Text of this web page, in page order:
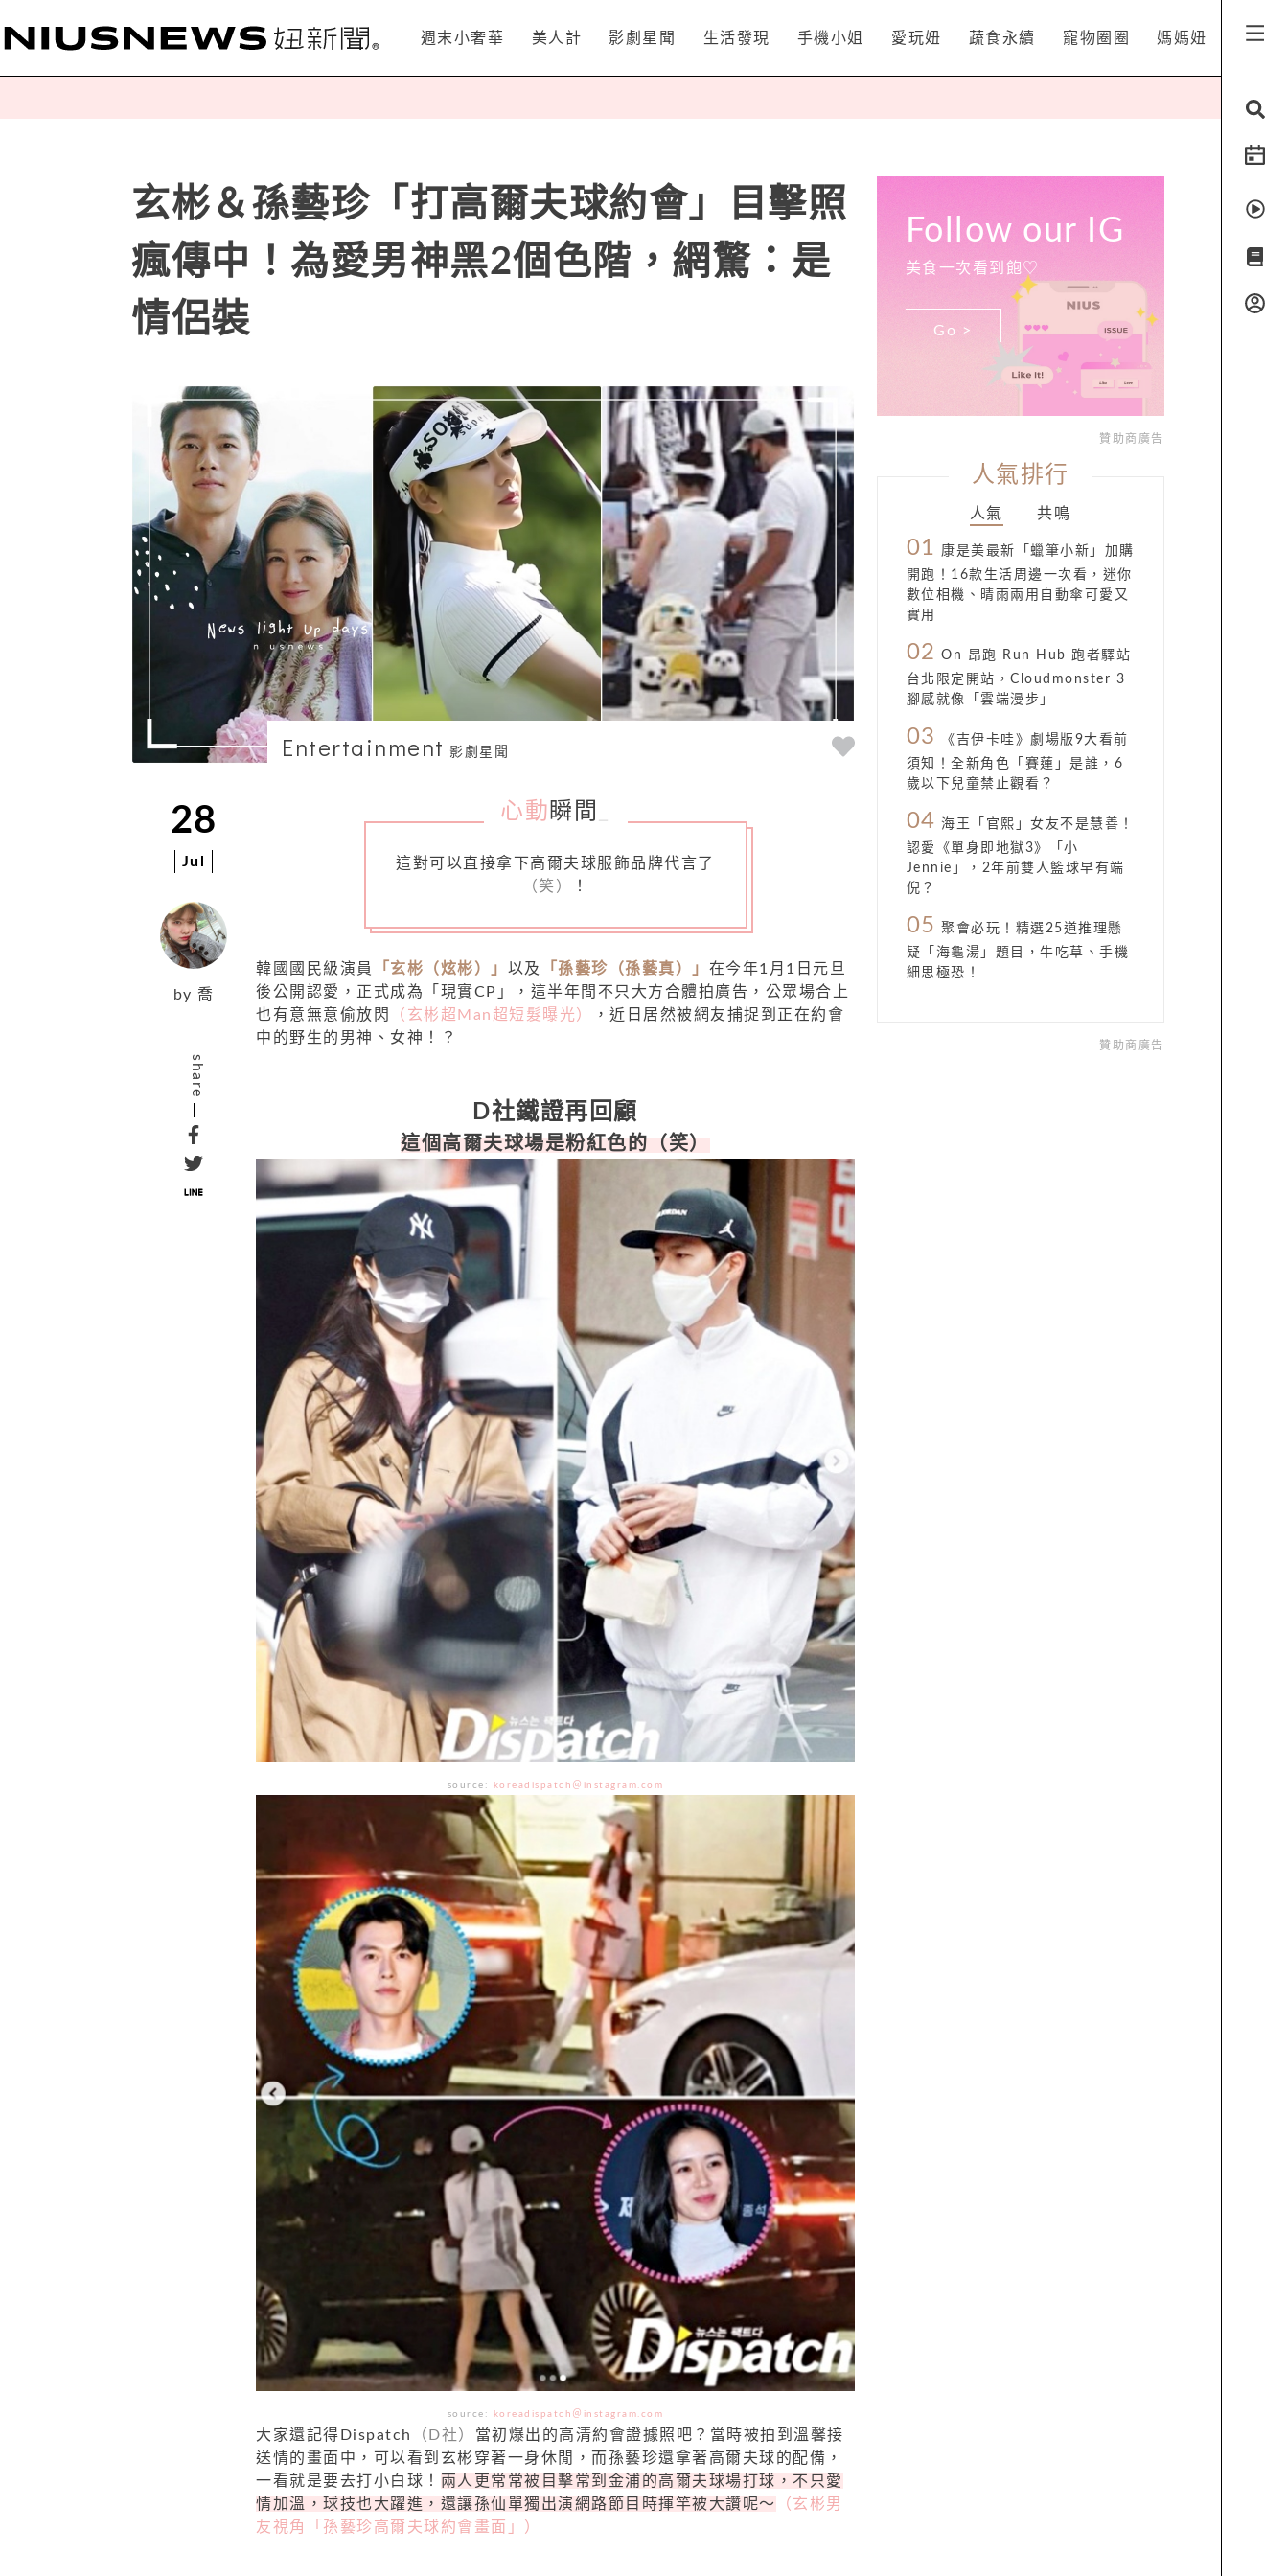
週末小奢華 美人計 影劇星聞 生活發現 手機小姐 愛玩妞 蔬食永續 寵物圈圈 媽媽妞
玄彬＆孫藝珍「打高爾夫球約會」目擊照
瘋傳中！為愛男神黑2個色階，網驚：是
情侶裝
Entertainment 影劇星聞
28
Jul
by 喬
share
心動 瞬間
這對可以直接拿下高爾夫球服飾品牌代言了
（笑）
！
韓國國民級演員 「玄彬（炫彬）」 以及 「孫藝珍（孫藝真）」 在今年1月1日元旦
後公開認愛，正式成為「現實CP」，這半年間不只大方合體拍廣告，公眾場合上
也有意無意偷放閃
（玄彬超Man超短髮曝光）
，近日居然被網友捕捉到正在約會
中的野生的男神、女神！？
D社鐵證再回顧
這個高爾夫球場是粉紅色的（笑）
source: koreadispatch＠instagram.com
source: koreadispatch＠instagram.com
大家還記得Dispatch （D社） 當初爆出的高清約會證據照吧？當時被拍到溫馨接
送情的畫面中，可以看到玄彬穿著一身休閒，而孫藝珍還拿著高爾夫球的配備，
一看就是要去打小白球！ 兩人更常常被目擊常到金浦的高爾夫球場打球，不只愛
情加溫，球技也大躍進，還讓孫仙單獨出演網路節目時揮竿被大讚呢～
（玄彬男
友視角「孫藝珍高爾夫球約會畫面」）
Follow our IG
美食一次看到飽♡
Go >
贊助商廣告
人氣排行
人氣 共鳴
01
康是美最新「蠟筆小新」加購
開跑！16款生活周邊一次看，迷你
數位相機、晴雨兩用自動傘可愛又
實用
02 On 昂跑 Run Hub 跑者驛站
台北限定開站，Cloudmonster 3
腳感就像「雲端漫步」
03
《吉伊卡哇》劇場版9大看前
須知！全新角色「賽蓮」是誰，6
歲以下兒童禁止觀看？
04 海王「官熙」女友不是慧善！
認愛《單身即地獄3》「小
Jennie」，2年前雙人籃球早有端
倪？
05 聚會必玩！精選25道推理懸
疑「海龜湯」題目，牛吃草、手機
細思極恐！
贊助商廣告